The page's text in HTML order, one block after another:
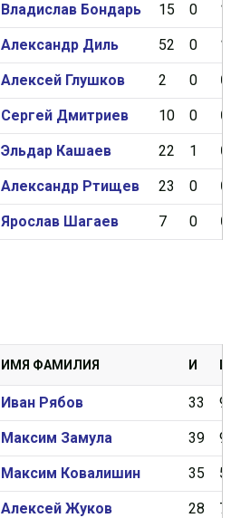
Владислав Бондарь 15 0 1
Александр Диль 52 0 1
Алексей Глушков 2 0 0
Сергей Дмитриев 10 0 0
Эльдар Кашаев 22 1 0
Александр Ртищев 23 0 0
Ярослав Шагаев 7 0 0
ИМЯ ФАМИЛИЯ И
Иван Рябов 33 9
Максим Замула 39 9
Максим Ковалишин 35 5
Алексей Жуков 28 7